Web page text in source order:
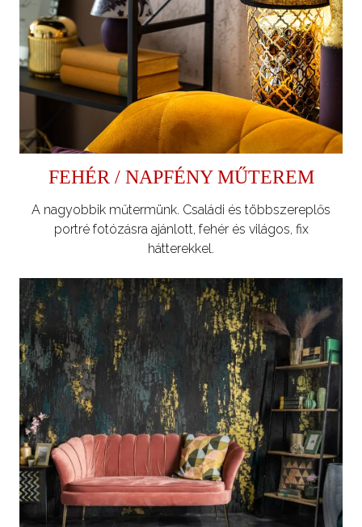
FEHÉR / NAPFÉNY MŰTEREM
A nagyobbik műtermünk. Családi és többszereplős
portré fotózásra ajánlott, fehér és világos, fix
hátterekkel.